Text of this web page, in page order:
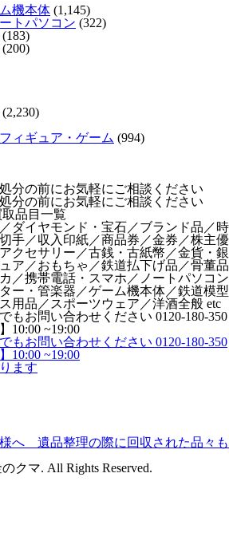
機本体 (1,145)
トパソコン (322)
(183)
(200)
(2,230)
ィギュア・ゲーム (994)
ダイヤモンド・宝石／ブランド品／時
手／収入印紙／商品券／金券／株主優
クセサリー／古銭・古紙幣／金貨・銀
ア／おもちゃ／鉄道払下げ品／骨董品
／携帯電話・スマホ／ノートパソコン
ー・管楽器／ゲーム機本体／鉄道模型
用品／スポーツウェア／洋酒全般 etc
クマ. All Rights Reserved.